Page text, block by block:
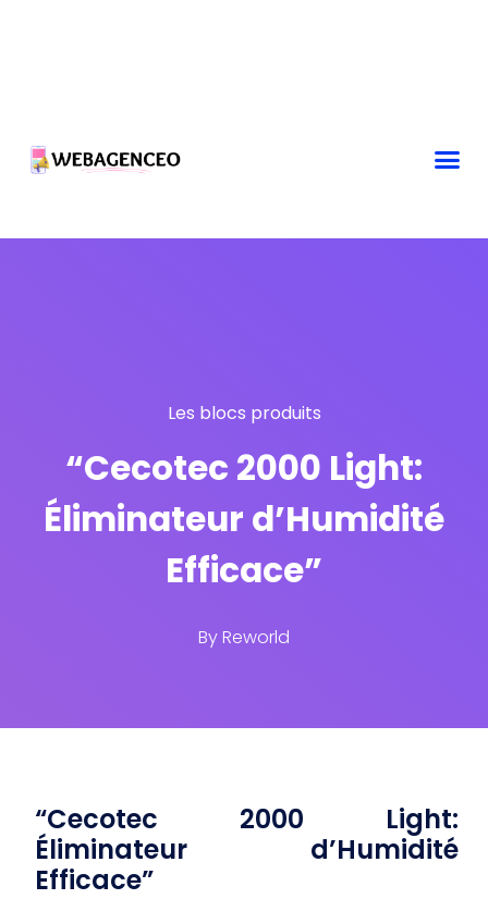
Les blocs produits
“Cecotec 2000 Light:
Éliminateur d’Humidité
Efficace”
ByReworld
“Cecotec 2000 Light:
Éliminateur d’Humidité
Efficace”